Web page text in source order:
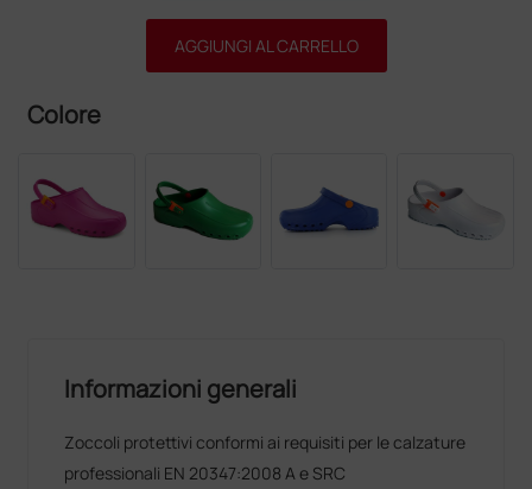
AGGIUNGI AL CARRELLO
Colore
Informazioni generali
Zoccoli protettivi conformi ai requisiti per le calzature
professionali EN 20347:2008 A e SRC